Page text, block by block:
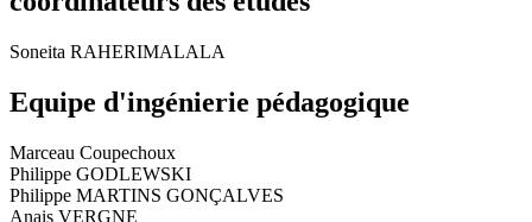
Soneita RAHERIMALALA
Equipe d'ingénierie pédagogique
Marceau Coupechoux
Philippe GODLEWSKI
Philippe MARTINS GONÇALVES
Anais VERGNE